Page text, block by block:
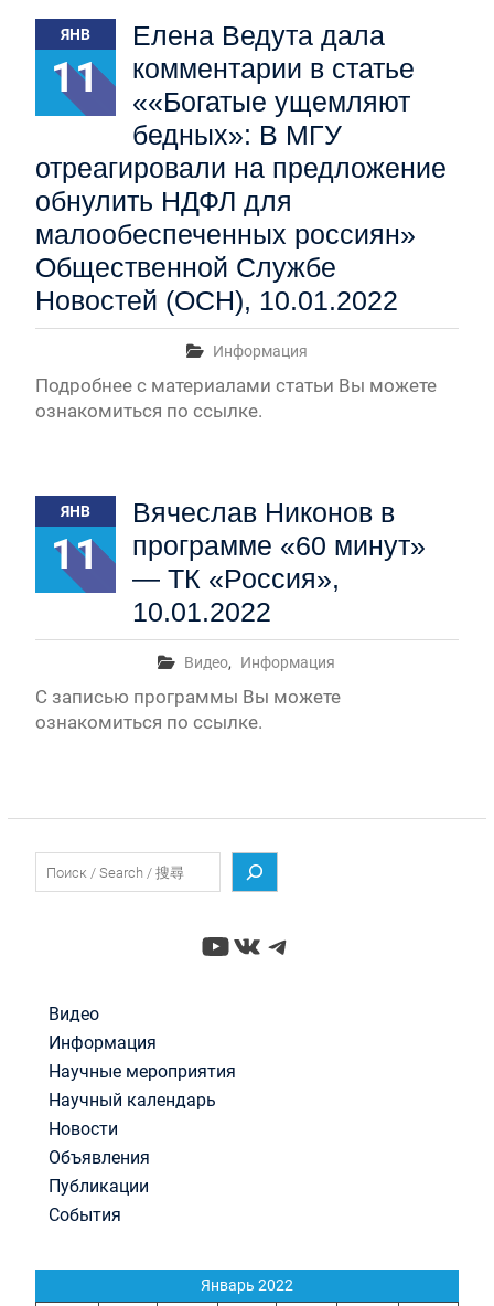
Вячеслав Никонов в программе «Большая игра» —
Первый канал, 27.07.2026. Часть 1-2
Конкурсные списки лиц, прошедших
вступительные испытания в МГУ имени
М.В.Ломоносова в 2026 году по каждому
конкурсу (ранжированные списки поступающих)
Вячеслав Никонов в программе «Большая игра» —
Первый канал, 24.07.2026. Часть 1-2
Вячеслав Никонов в программе «Большая игра» —
Первый канал, 06.08.2026. Часть 1-3
ЯНВ
11
Елена Ведута дала
комментарии в статье
««Богатые ущемляют
бедных»: В МГУ
отреагировали на предложение
обнулить НДФЛ для
малообеспеченных россиян»
Общественной Службе
Новостей (ОСН), 10.01.2022
Информация
Подробнее с материалами статьи Вы можете
ознакомиться по ссылке.
ЯНВ
11
Вячеслав Никонов в
программе «60 минут»
— ТК «Россия»,
10.01.2022
Видео, Информация
С записью программы Вы можете
ознакомиться по ссылке.
YouTube
ВКонтакте
Telegram
Видео
Информация
Научные мероприятия
Научный календарь
Новости
Объявления
Публикации
События
Январь 2022